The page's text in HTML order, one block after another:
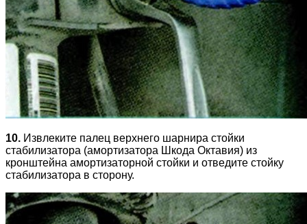
10. Извлеките палец верхнего шарнира стойки
стабилизатора (амортизатора Шкода Октавия) из
кронштейна амортизаторной стойки и отведите стойку
стабилизатора в сторону.